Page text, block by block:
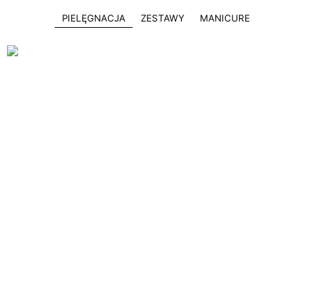
PIELĘGNACJA ZESTAWY MANICURE